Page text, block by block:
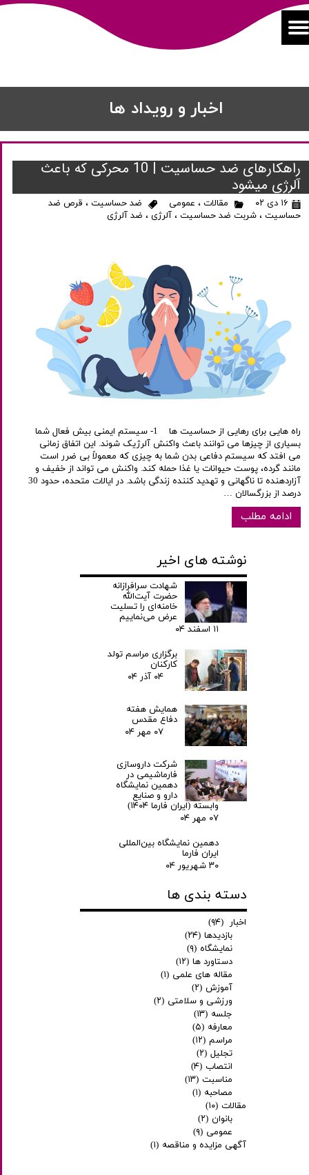
اخبار و رویداد ها
راهکارهای ضد حساسیت | 10 محرکی که باعث
آلرژی میشود
۱۶ دی ۰۲ مقالات ، عمومی ضد حساسیت ، قرص ضد
حساسیت ، شربت ضد حساسیت ، آلرژی ، ضد آلرژی
راه هایی برای رهایی از حساسیت ها 1- سیستم ایمنی بیش فعال شما
بسیاری از چیزها می توانند باعث واکنش آلرژیک شوند. این اتفاق زمانی
می افتد که سیستم دفاعی بدن شما به چیزی که معمولاً بی ضرر است
مانند گرده، پوست حیوانات یا غذا حمله کند. واکنش می تواند از خفیف و
آزاردهنده تا ناگهانی و تهدید کننده زندگی باشد. در ایالات متحده، حدود 30
درصد از بزرگسالان …
ادامه مطلب
نوشته های اخیر
شهادت سرافرازانه
حضرت آیت‌الله
خامنه‌ای را تسلیت
عرض می‌نماییم
۱۱ اسفند ۰۴
برگزاری مراسم تولد
کارکنان
۰۴ آذر ۰۴
همایش هفته
دفاع مقدس
۰۷ مهر ۰۴
شرکت داروسازی
فارماشیمی در
دهمین نمایشگاه
دارو و صنایع
وابسته (ایران فارما ۱۴۰۴)
۰۷ مهر ۰۴
دهمین نمایشگاه بین‌المللی
ایران فارما
۳۰ شهریور ۰۴
دسته بندی ها
اخبار (۹۴)
بازدیدها (۲۴)
نمایشگاه (۹)
دستاورد ها (۱۲)
مقاله های علمی (۱)
آموزش (۲)
ورزشی و سلامتی (۲)
جلسه (۱۳)
معارفه (۵)
مراسم (۱۲)
تجلیل (۲)
انتصاب (۴)
مناسبت (۱۳)
مصاحبه (۱)
مقالات (۱۰)
بانوان (۲)
عمومی (۹)
آگهی مزایده و مناقصه (۱)